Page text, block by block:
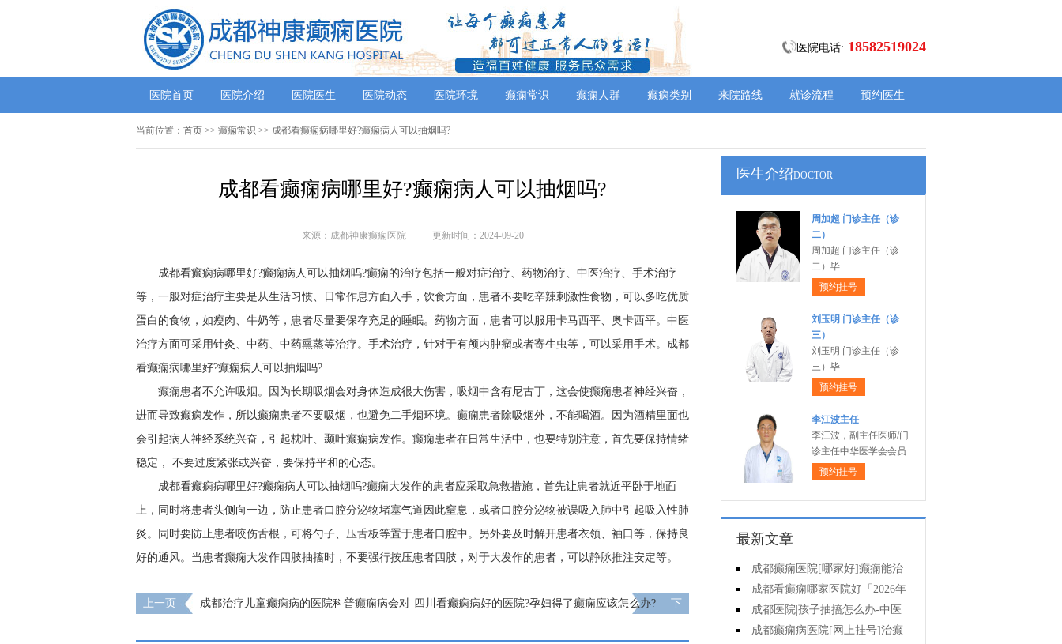
医院电话: 18582519024
医院首页 医院介绍 医院医生 医院动态 医院环境 癫痫常识 癫痫人群 癫痫类别 来院路线 就诊流程 预约医生
当前位置： 首页 >> 癫痫常识 >> 成都看癫痫病哪里好?癫痫病人可以抽烟吗?
成都看癫痫病哪里好?癫痫病人可以抽烟吗?
来源：成都神康癫痫医院 更新时间：2024-09-20
成都看癫痫病哪里好?癫痫病人可以抽烟吗?癫痫的治疗包括一般对症治疗、药物治疗、中医治疗、手术治疗
等，一般对症治疗主要是从生活习惯、日常作息方面入手，饮食方面，患者不要吃辛辣刺激性食物，可以多吃优质
蛋白的食物，如瘦肉、牛奶等，患者尽量要保存充足的睡眠。药物方面，患者可以服用卡马西平、奥卡西平。中医
治疗方面可采用针灸、中药、中药熏蒸等治疗。手术治疗，针对于有颅内肿瘤或者寄生虫等，可以采用手术。成都
看癫痫病哪里好?癫痫病人可以抽烟吗?
癫痫患者不允许吸烟。因为长期吸烟会对身体造成很大伤害，吸烟中含有尼古丁，这会使癫痫患者神经兴奋，
进而导致癫痫发作，所以癫痫患者不要吸烟，也避免二手烟环境。癫痫患者除吸烟外，不能喝酒。因为酒精里面也
会引起病人神经系统兴奋，引起枕叶、颞叶癫痫病发作。癫痫患者在日常生活中，也要特别注意，首先要保持情绪
稳定， 不要过度紧张或兴奋，要保持平和的心态。
成都看癫痫病哪里好?癫痫病人可以抽烟吗?癫痫大发作的患者应采取急救措施，首先让患者就近平卧于地面
上，同时将患者头侧向一边，防止患者口腔分泌物堵塞气道因此窒息，或者口腔分泌物被误吸入肺中引起吸入性肺
炎。同时要防止患者咬伤舌根，可将勺子、压舌板等置于患者口腔中。另外要及时解开患者衣领、袖口等，保持良
好的通风。当患者癫痫大发作四肢抽搐时，不要强行按压患者四肢，对于大发作的患者，可以静脉推注安定等。
上一页
成都治疗儿童癫痫病的医院科普癫痫病会对 四川看癫痫病好的医院?孕妇得了癫痫应该怎么办?
下
医生介绍DOCTOR
周加超 门诊主任（诊
二）
周加超 门诊主任（诊
二）毕
预约挂号
刘玉明 门诊主任（诊
三）
刘玉明 门诊主任（诊
三）毕
预约挂号
李江波主任
李江波，副主任医师/门
诊主任中华医学会会员
预约挂号
最新文章
成都癫痫医院[哪家好]癫痫能治
疗好吗?
成都看癫痫哪家医院好「2026年
度公布」癫痫病人的食谱应该怎么
安排?
成都医院|孩子抽搐怎么办-中医
治疗抽搐偏方是什么?
成都癫痫病医院[网上挂号]治癫